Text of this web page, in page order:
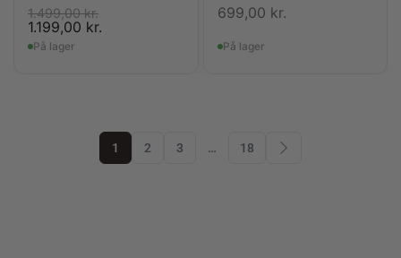
1.499,00kr.
1.199,00 kr.
På lager
699,00 kr.
På lager
1 2 3 … 18